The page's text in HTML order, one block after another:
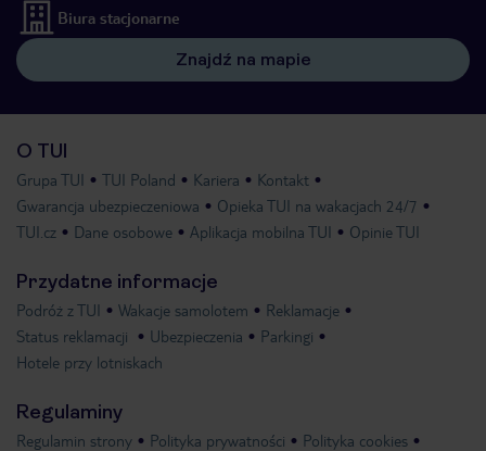
Biura stacjonarne
Znajdź na mapie
O TUI
Grupa TUI TUI Poland Kariera
Kontakt
Gwarancja ubezpieczeniowa
Opieka TUI na wakacjach 24/7
TUI.cz
Dane osobowe Aplikacja mobilna TUI Opinie TUI
Przydatne informacje
Podróż z TUI Wakacje samolotem
Reklamacje
Status reklamacji
Ubezpieczenia
Parkingi
Hotele przy lotniskach
Regulaminy
Regulamin strony Polityka prywatności
Polityka cookies